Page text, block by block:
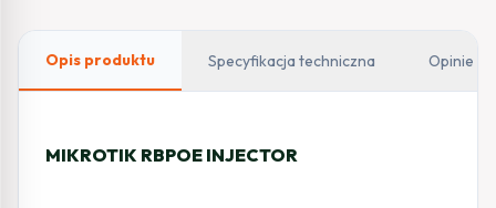
Opis produktu Specyfikacja techniczna Opinie
MIKROTIK RBPOE INJECTOR